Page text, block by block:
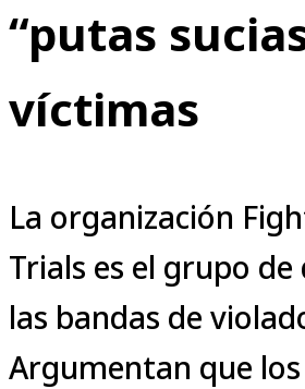
“putas
víctimas
La organización
Trials es el grupo de
las bandas de
Argumentan que